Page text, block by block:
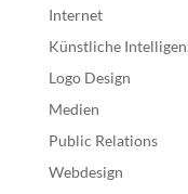
Internet
Künstliche
Logo Design
Medien
Public Relations
Webdesign